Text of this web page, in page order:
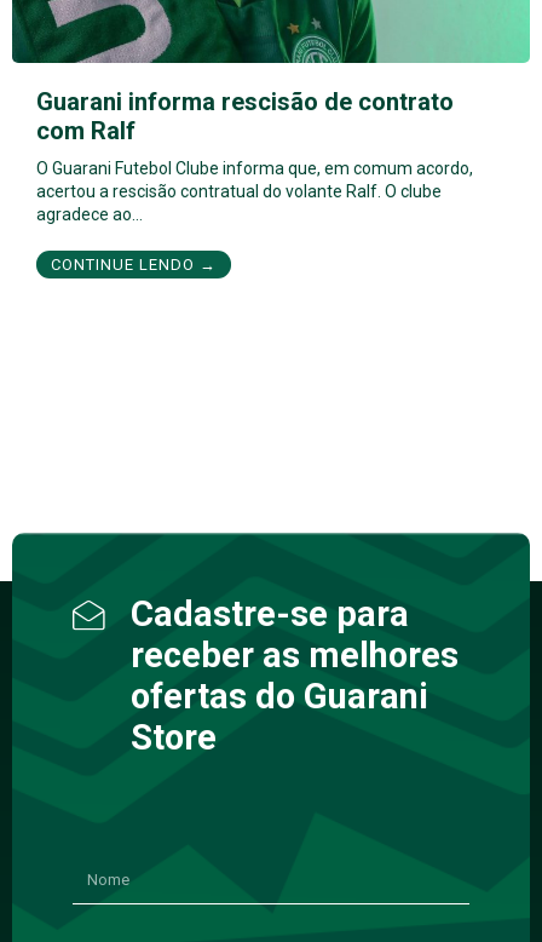
Guarani informa rescisão de contrato
com Ralf
O Guarani Futebol Clube informa que, em comum acordo,
acertou a rescisão contratual do volante Ralf. O clube
agradece ao…
CONTINUE LENDO →
Cadastre-se para
receber as melhores
ofertas do Guarani
Store